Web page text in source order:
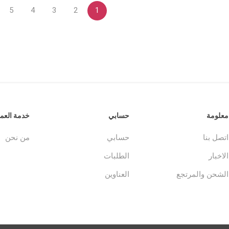
1
2
3
4
5
معلومة
اتصل بنا
الاخبار
الشحن والمرتجع
حسابي
حسابي
الطلبات
العناوين
خدمة
من نحن